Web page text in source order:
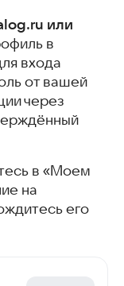
или
в
входа
от вашей
через
в «Моем
на
его